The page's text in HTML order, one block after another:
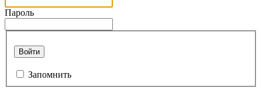
Пароль
Войти
Запомнить